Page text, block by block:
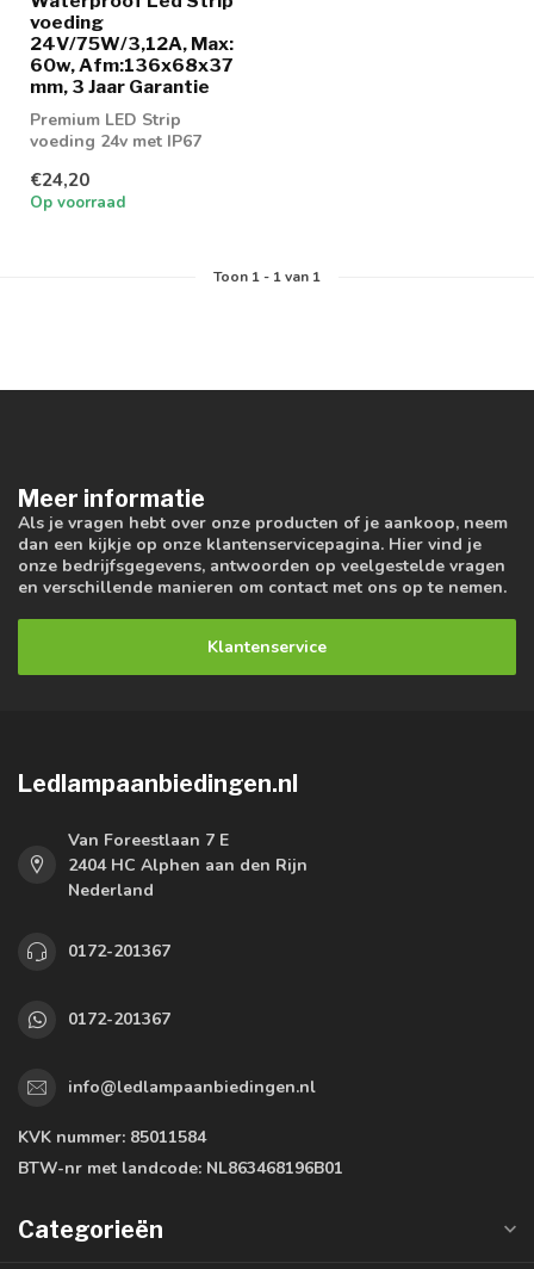
voeding
24V/75W/3,12A, Max:
60w, Afm:136x68x37
mm, 3 Jaar Garantie
Premium LED Strip
voeding 24v met IP67
€24,20
Op voorraad
Toon 1- 1van 1
Meer informatie
Als je vragen hebt over onze producten of je aankoop, neem
dan een kijkje op onze klantenservicepagina. Hier vind je
onze bedrijfsgegevens, antwoorden op veelgestelde vragen
en verschillende manieren om contact met ons op te nemen.
Klantenservice
Ledlampaanbiedingen.nl
Van Foreestlaan 7 E
2404 HC Alphen aan den Rijn
Nederland
0172-201367
0172-201367
info@ledlampaanbiedingen.nl
KVK nummer: 85011584
BTW-nr met landcode: NL863468196B01
Categorieën